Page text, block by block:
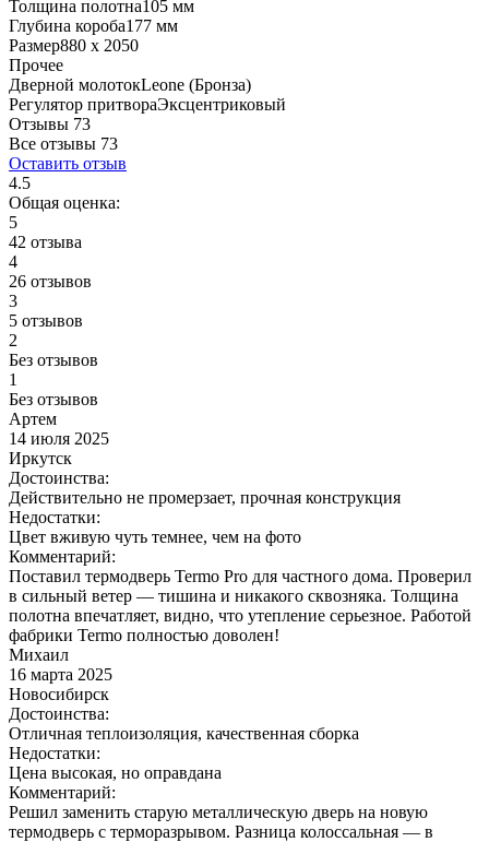
Толщина полотна105 мм
Глубина короба177 мм
Размер880 x 2050
Прочее
Дверной молотокLeone (Бронза)
Регулятор притвораЭксцентриковый
Отзывы 73
Все отзывы 73
Оставить отзыв
4.5
Общая оценка:
5
42 отзыва
4
26 отзывов
3
5 отзывов
2
Без отзывов
1
Без отзывов
Артем
14 июля 2025
Иркутск
Достоинства:
Действительно не промерзает, прочная конструкция
Недостатки:
Цвет вживую чуть темнее, чем на фото
Комментарий:
Поставил термодверь Termo Pro для частного дома. Проверил
в сильный ветер — тишина и никакого сквозняка. Толщина
полотна впечатляет, видно, что утепление серьезное. Работой
фабрики Termo полностью доволен!
Михаил
16 марта 2025
Новосибирск
Достоинства:
Отличная теплоизоляция, качественная сборка
Недостатки:
Цена высокая, но оправдана
Комментарий:
Решил заменить старую металлическую дверь на новую
термодверь с терморазрывом. Разница колоссальная — в